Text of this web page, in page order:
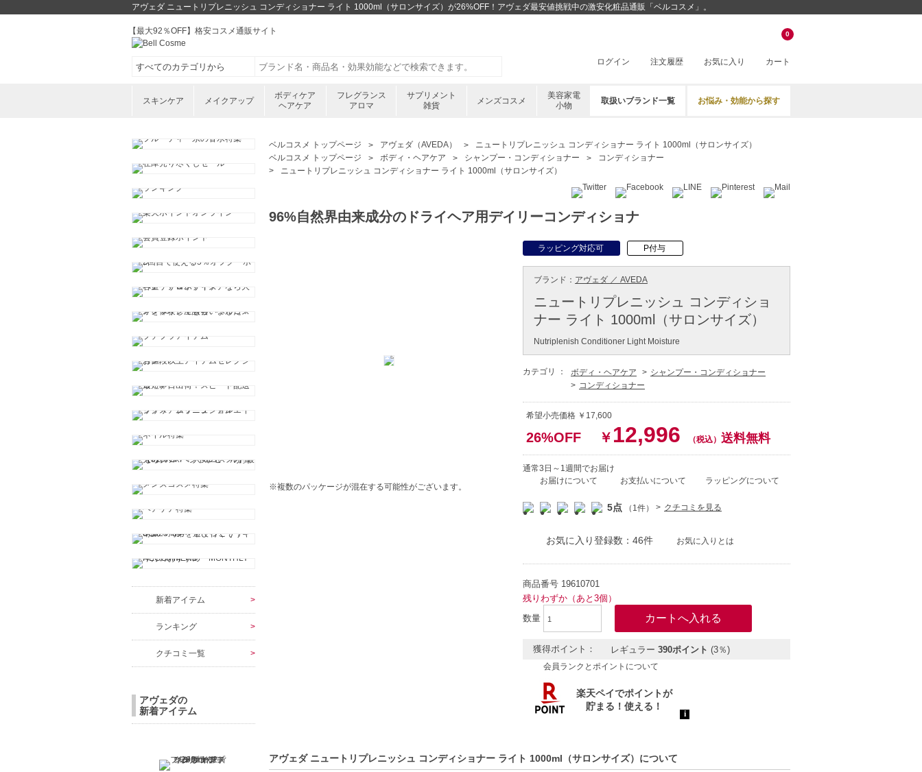
アヴェダ ニュートリプレニッシュ コンディショナー ライト 1000ml（サロンサイズ）が26%OFF！アヴェダ最安値挑戦中の激安化粧品通販「ベルコスメ」。
【最大92％OFF】格安コスメ通販サイト
ログイン 注文履歴 お気に入り カート
0
スキンケア メイクアップ
ボディケア
ヘアケア
フレグランス
アロマ
サプリメント
雑貨
メンズコスメ
美容家電
小物
取扱いブランド一覧 お悩み・効能から探す
ベルコスメ トップページ アヴェダ（AVEDA）
ニュートリプレニッシュ コンディショナー ライト 1000ml（サロンサイズ）
ベルコスメ トップページ
ボディ・ヘアケア シャンプー・コンディショナー
コンディショナー
ニュートリプレニッシュ コンディショナー ライト 1000ml（サロンサイズ）
96%自然界由来成分のドライヘア用デイリーコンディショナ
※複数のパッケージが混在する可能性がございます。
ラッピング対応可 P付与
ブランド： アヴェダ ／ AVEDA
ニュートリプレニッシュ コンディショ
ナー ライト 1000ml（サロンサイズ）
Nutriplenish Conditioner Light Moisture
カテゴリ ： ボディ・ヘアケア
シャンプー・コンディショナー
コンディショナー
希望小売価格 ￥17,600
26%OFF ￥ 12,996 （税込） 送料無料
通常3日～1週間でお届け
お届けについて
お支払いについて ラッピングについて
5点 （1件） クチコミを見る
お気に入り登録数：46件 お気に入りとは
商品番号 19610701
残りわずか（あと3個）
数量
獲得ポイント： レギュラー 390ポイント (3％)
会員ランクとポイントについて
アヴェダ ニュートリプレニッシュ コンディショナー ライト 1000ml（サロンサイズ）について
新着アイテム
ランキング
クチコミ一覧
アヴェダの
新着アイテム